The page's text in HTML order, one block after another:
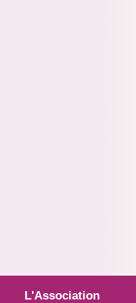
L'Association